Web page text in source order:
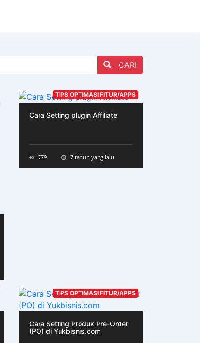
CARI
TIPS OPTIMASI FITUR/APPS
Cara Setting plugin Affiliate
779 7 tahun yang lalu
TIPS OPTIMASI FITUR/APPS
Cara Setting Produk Pre-Order
(PO) di Yukbisnis.com